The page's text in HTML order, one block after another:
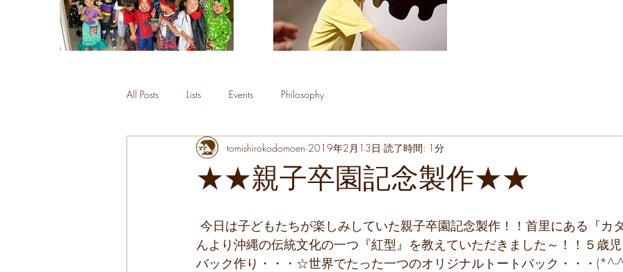
All Posts Lists Events Philosophy
★★親子卒園記念製作★★
tomishirokodomoen 2019年2月13日 読了時間: 1分
んより沖縄の伝統文化の一つ『紅型』を教えていただきました～！！５歳
バック作り・・・☆世界でたった一つのオリジナルトートバック・・・(*^-